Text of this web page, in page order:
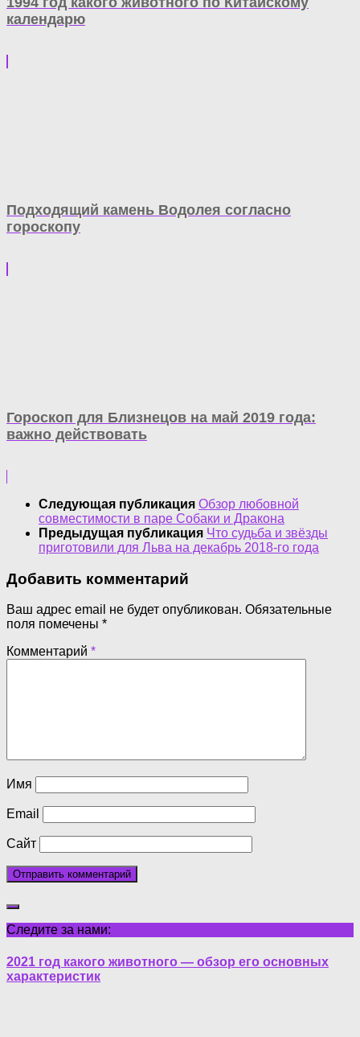
календарю
Подходящий камень Водолея согласно
гороскопу
Гороскоп для Близнецов на май 2019 года:
важно действовать
Следующая публикация Обзор любовной
совместимости в паре Собаки и Дракона
Предыдущая публикация Что судьба и звёзды
приготовили для Льва на декабрь 2018-го года
Добавить комментарий
Ваш адрес email не будет опубликован. Обязательные
поля помечены *
Комментарий *
Имя
Email
Сайт
Следите за нами:
2021 год какого животного — обзор его основных
характеристик